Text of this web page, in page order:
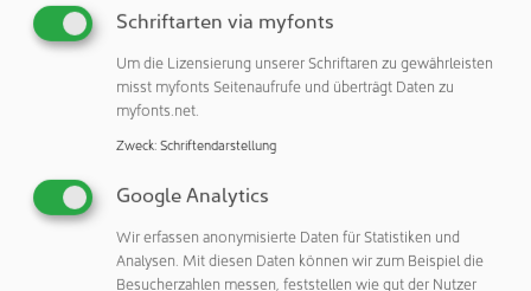
Settle Plate Changer (SPC) von Syntegon zu, der erstmals
auf der Achema im Juni 2024 vorgestellt wurde und kurz
darauf bereits den Deutschen Verpackungspreis gewann.
Der SPC automatisiert den Austausch der
Sedimentationsplatten und ist sowohl mit dem Erwerb
einer Neumaschine als auch in Form einer Nachrüstung für
bestehende Anlagen erhältlich. Diese Option wählte
kürzlich eine internationale Contract Development and
Manufacturing Organization (CDMO).
Schriftarten via myfonts
Um die Lizensierung unserer Schriftaren zu gewährleisten
misst myfonts Seitenaufrufe und überträgt Daten zu
myfonts.net.
Zweck: Schriftendarstellung
Google Analytics
Wir erfassen anonymisierte Daten für Statistiken und
Analysen. Mit diesen Daten können wir zum Beispiel die
Besucherzahlen messen, feststellen wie gut der Nutzer